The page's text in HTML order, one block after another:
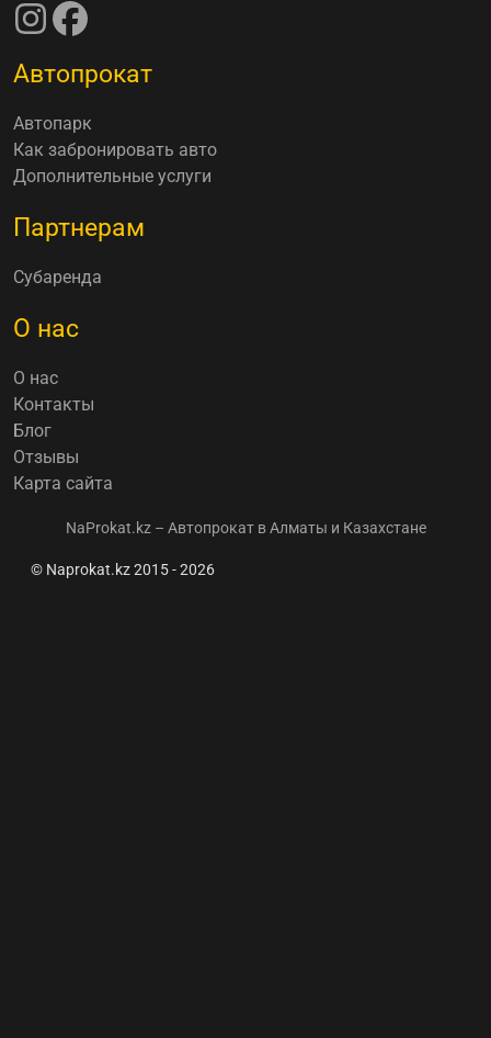
Автопрокат
Автопарк
Как забронировать авто
Дополнительные услуги
Партнерам
Субаренда
О нас
О нас
Контакты
Блог
Отзывы
Карта сайта
NaProkat.kz – Автопрокат в Алматы и Казахстане
© Naprokat.kz 2015 - 2026